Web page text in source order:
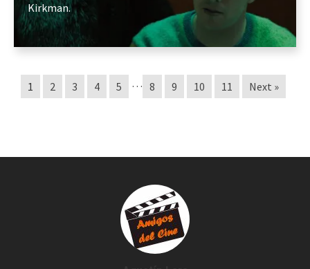
Kirkman.
1 2 3 4 5 … 8 9 10 11 Next »